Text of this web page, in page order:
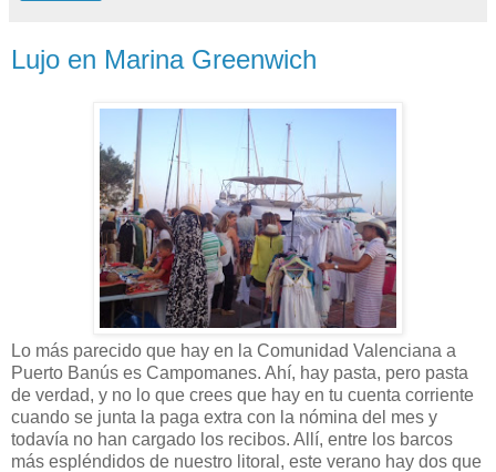
Lujo en Marina Greenwich
Lo más parecido que hay en la Comunidad Valenciana a
Puerto Banús es Campomanes. Ahí, hay pasta, pero pasta
de verdad, y no lo que crees que hay en tu cuenta corriente
cuando se junta la paga extra con la nómina del mes y
todavía no han cargado los recibos. Allí, entre los barcos
más espléndidos de nuestro litoral, este verano hay dos que